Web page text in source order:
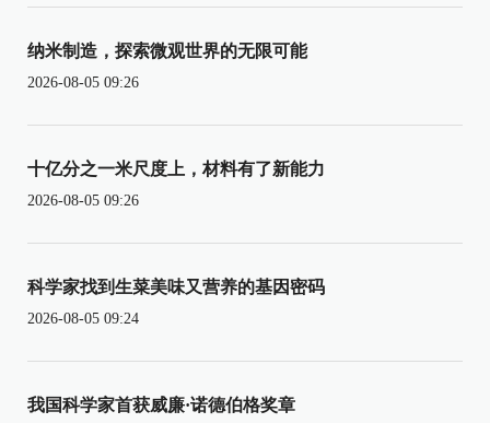
纳米制造，探索微观世界的无限可能
2026-08-05 09:26
十亿分之一米尺度上，材料有了新能力
2026-08-05 09:26
科学家找到生菜美味又营养的基因密码
2026-08-05 09:24
我国科学家首获威廉·诺德伯格奖章